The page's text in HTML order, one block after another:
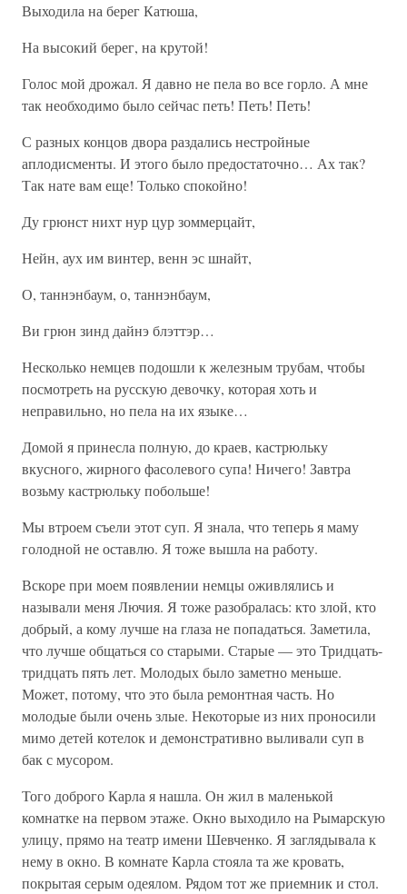
Выходила на берег Катюша,
На высокий берег, на крутой!
Голос мой дрожал. Я давно не пела во все горло. А мне
так необходимо было сейчас петь! Петь! Петь!
С разных концов двора раздались нестройные
аплодисменты. И этого было предостаточно… Ах так?
Так нате вам еще! Только спокойно!
Ду грюнст нихт нур цур зоммерцайт,
Нейн, аух им винтер, венн эс шнайт,
О, таннэнбаум, о, таннэнбаум,
Ви грюн зинд дайнэ блэттэр…
Несколько немцев подошли к железным трубам, чтобы
посмотреть на русскую девочку, которая хоть и
неправильно, но пела на их языке…
Домой я принесла полную, до краев, кастрюльку
вкусного, жирного фасолевого супа! Ничего! Завтра
возьму кастрюльку побольше!
Мы втроем съели этот суп. Я знала, что теперь я маму
голодной не оставлю. Я тоже вышла на работу.
Вскоре при моем появлении немцы оживлялись и
называли меня Лючия. Я тоже разобралась: кто злой, кто
добрый, а кому лучше на глаза не попадаться. Заметила,
что лучше общаться со старыми. Старые — это Тридцать-
тридцать пять лет. Молодых было заметно меньше.
Может, потому, что это была ремонтная часть. Но
молодые были очень злые. Некоторые из них проносили
мимо детей котелок и демонстративно выливали суп в
бак с мусором.
Того доброго Карла я нашла. Он жил в маленькой
комнатке на первом этаже. Окно выходило на Рымарскую
улицу, прямо на театр имени Шевченко. Я заглядывала к
нему в окно. В комнате Карла стояла та же кровать,
покрытая серым одеялом. Рядом тот же приемник и стол.